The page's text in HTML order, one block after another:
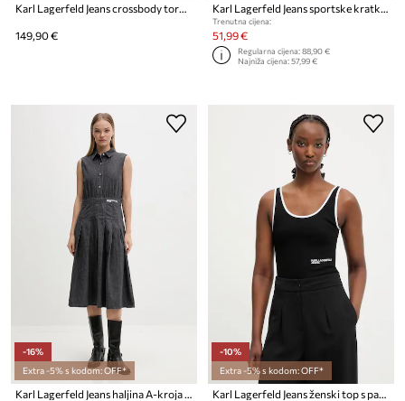
Karl Lagerfeld Jeans crossbody torba za žene od imitacije kože
149,90 €
Karl Lagerfeld Jeans sportske kratke hlače muške od pamuka
Trenutna cijena:
51,99 €
Regularna cijena:88,90 €
Najniža cijena:57,99 €
-16%
Extra -5% s kodom: OFF*
Karl Lagerfeld Jeans haljina A-kroja traper
-10%
Extra -5% s kodom: OFF*
Karl Lagerfeld Jeans ženski top s pamukom